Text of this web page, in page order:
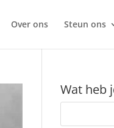
Over ons Steun ons
Wat heb